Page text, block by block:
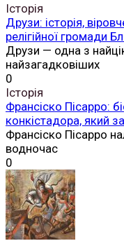
Історія
Друзи: історія,
релігійної громади
Друзи — одна з
найзагадковіших
0
Історія
Франсіско Пісарро:
конкістадора, який
Франсіско Пісарро
водночас
0